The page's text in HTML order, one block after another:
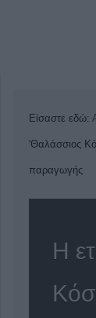
Είσαστε εδώ:
'Θαλάσσιος
παραγωγής
Η